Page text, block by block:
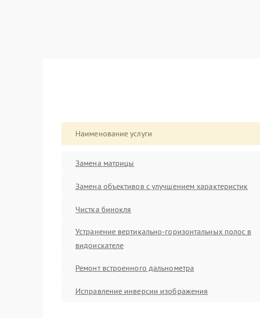
Наименование услуги
Замена матрицы
Замена объективов с улучшением характеристик
Чистка бинокля
Устранение вертикально-горизонтальных полос в
видоискателе
Ремонт встроенного дальнометра
Исправление инверсии изображения